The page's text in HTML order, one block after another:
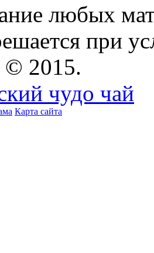
любых
при
© 2015.
чудо чай
Карта сайта